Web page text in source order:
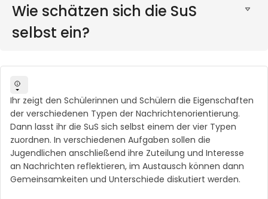
Wie schätzen sich die SuS
selbst ein?
Ihr zeigt den Schülerinnen und Schülern die Eigenschaften
der verschiedenen Typen der Nachrichtenorientierung.
Dann lasst ihr die SuS sich selbst einem der vier Typen
zuordnen. In verschiedenen Aufgaben sollen die
Jugendlichen anschließend ihre Zuteilung und Interesse
an Nachrichten reflektieren, im Austausch können dann
Gemeinsamkeiten und Unterschiede diskutiert werden.